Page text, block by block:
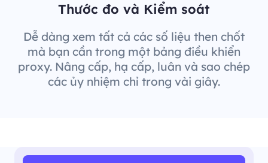
Thước đo và Kiểm soát
Dễ dàng xem tất cả các số liệu then chốt
mà bạn cần trong một bảng điều khiển
proxy. Nâng cấp, hạ cấp, luân và sao chép
các ủy nhiệm chỉ trong vài giây.